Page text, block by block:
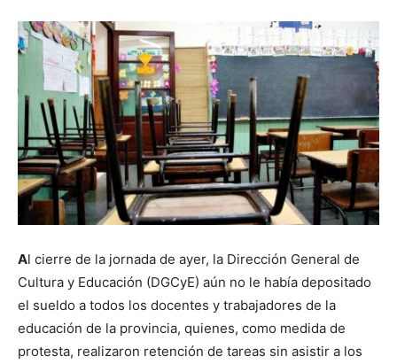
Al cierre de la jornada de ayer, la Dirección General de
Cultura y Educación (DGCyE) aún no le había depositado
el sueldo a todos los docentes y trabajadores de la
educación de la provincia, quienes, como medida de
protesta, realizaron retención de tareas sin asistir a los